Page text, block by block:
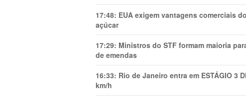
17:48: EUA exigem vantagens comerciais
açúcar
17:29: Ministros do STF formam maioria
de emendas
16:33: Rio de Janeiro entra em ESTÁGIO 3
km/h